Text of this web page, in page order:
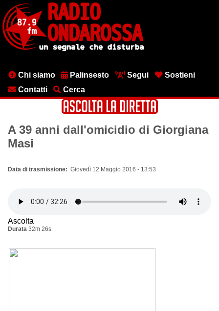
contenuto
principale
MenuChi siamo Palinsesto Segui
Sostieni
Contatti
Cerca
A 39 anni dall'omicidio di Giorgiana
Masi
Data di trasmissione Giovedì 12 Maggio 2016 - 13:53
Ascolta
Durata 32m 26s